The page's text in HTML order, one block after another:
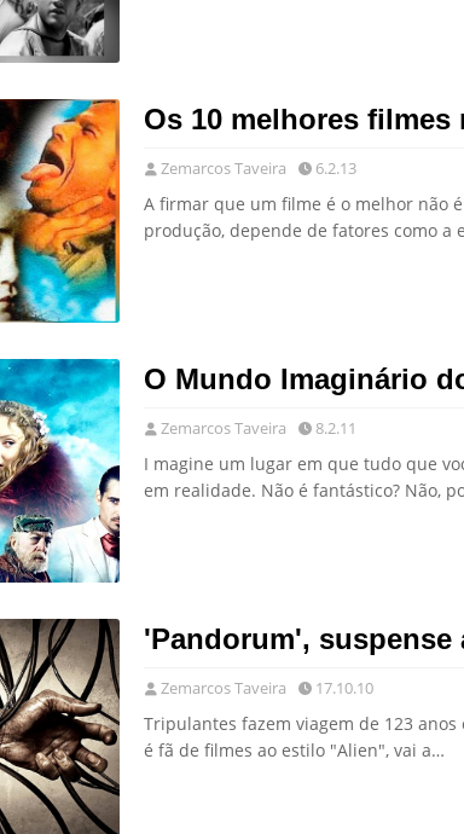
Os 10 melhores filmes
Zemarcos Taveira 6.2.13
A firmar que um filme é o melhor não
produção, depende de fatores como a
O Mundo Imaginário
Zemarcos Taveira 8.2.11
I magine um lugar em que tudo que
em realidade. Não é fantástico? Não,
'Pandorum',
Zemarcos Taveira 17.10.10
Tripulantes fazem viagem de 123 anos
é fã de filmes ao estilo "Alien", vai a…